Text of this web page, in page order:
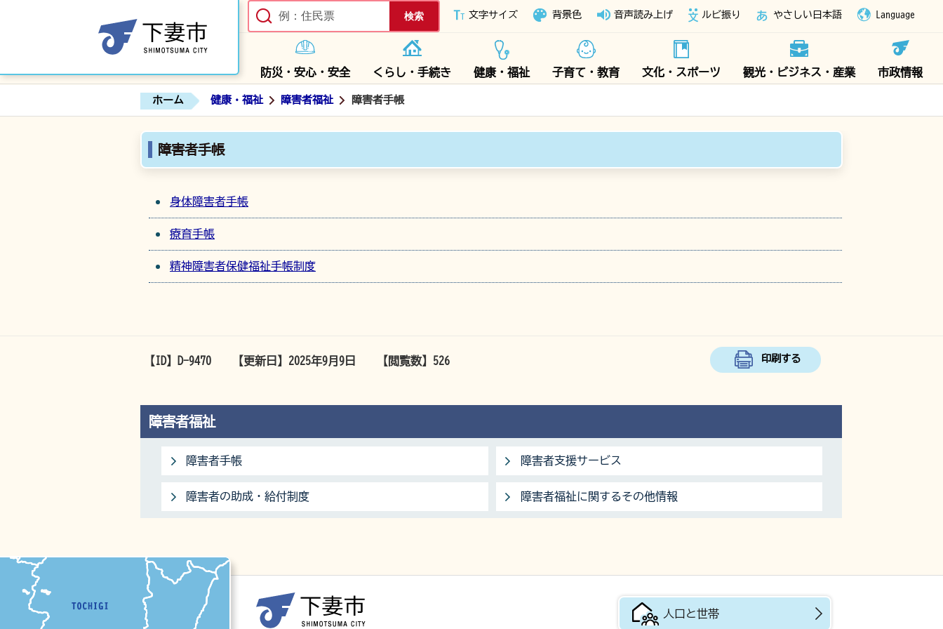
下妻市ホームページ
文字サイズ 背景色 音声読み上げ ルビ振り やさしい日本語 Language
防災・安心・安全 くらし・手続き 健康・福祉 子育て・教育 文化・スポーツ 観光・ビジネス・産業 市政情報
ホーム 健康・福祉 障害者福祉 障害者手帳
障害者手帳
身体障害者手帳
療育手帳
精神障害者保健福祉手帳制度
【ID】 D-9470 【更新日】 2025年9月9日 【閲覧数】 526 印刷する
障害者福祉
障害者手帳 障害者支援サービス
障害者の助成・給付制度 障害者福祉に関するその他情報
人口と世帯